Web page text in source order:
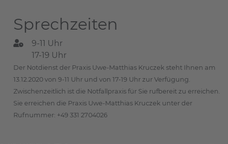
Sprechzeiten
9-11 Uhr
17-19 Uhr
Der Notdienst der Praxis Uwe-Matthias Kruczek steht Ihnen am
13.12.2020 von 9-11 Uhr und von 17-19 Uhr zur Verfügung.
Zwischenzeitlich ist die Notfallpraxis für Sie rufbereit zu erreichen.
Sie erreichen die Praxis Uwe-Matthias Kruczek unter der
Rufnummer: +49 331 2704026